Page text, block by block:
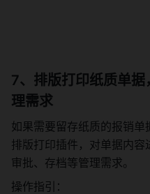
7、排版打印纸质单
理需求
如果需要留存纸质的报销
排版打印插件，对单据内
审批、存档等管理需求。
操作指引：